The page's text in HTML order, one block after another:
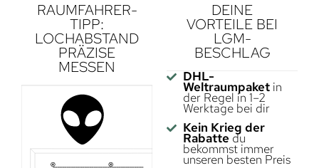
RAUMFAHRER-
TIPP:
LOCHABSTAND
PRÄZISE
MESSEN
DEINE
VORTEILE BEI
LGM-
BESCHLAG
DHL-
Weltraumpaketin
der Regel in 1–2
Werktage bei dir
Kein Krieg der
Rabatte du
bekommst immer
unseren besten Preis